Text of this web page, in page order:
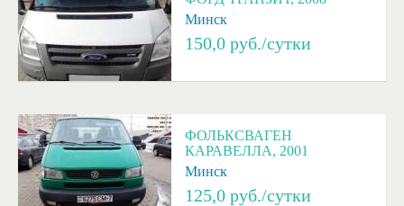
Минск
150,0 руб./сутки
ФОЛЬКСВАГЕН
КАРАВЕЛЛА, 2001
Минск
125,0 руб./сутки